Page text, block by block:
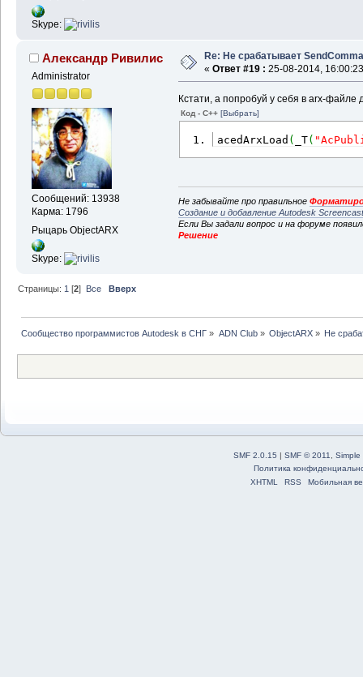
Skype:
Александр Ривилис
Administrator
Сообщений: 13938
Карма: 1796
Рыцарь ObjectARX
Skype:
Re: Не срабатывает
« Ответ #19 : 25-08-2014,
Кстати, а попробуй у себя в arx-файле
Код - C++ [Выбрать]
acedArxLoad ( _T(
Не забывайте про правильное
Создание и добавление Autodesk
Если Вы задали вопрос и на форуме
Решение
Страницы: 1 [2] Все Вверх
Сообщество программистов Autodesk в СНГ » ADN Club» ObjectARX» Не
SMF 2.0.15 | SMF © 2011, Simple
Политика
XHTML
RSS Мобильная